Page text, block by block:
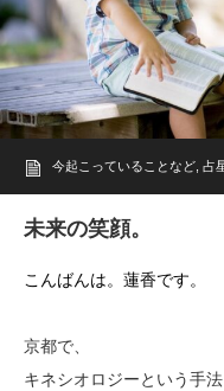
今起こっていることなど 占
未来の笑顔。
こんばんは。蓮香です。
京都で、
キネシオロジーという手